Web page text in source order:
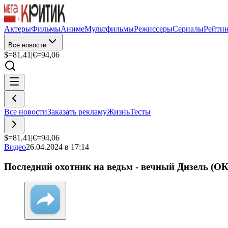
АктерыФильмыАнимеМультфильмыРежиссерыСериалы
Все новости
$=81,41 |€=94,06
Все новостиЗаказать рекламуЖизньТесты
$=81,41 |€=94,06
Видео26.04.2024 в 17:14
Последний охотник на ведьм - вечный Дизель